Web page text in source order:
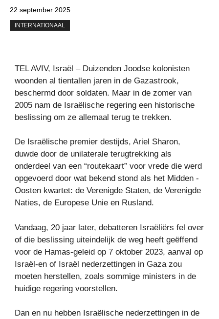
22 september 2025
INTERNATIONAAL
TEL AVIV, Israël – Duizenden Joodse kolonisten
woonden al tientallen jaren in de Gazastrook,
beschermd door soldaten. Maar in de zomer van
2005 nam de Israëlische regering een historische
beslissing om ze allemaal terug te trekken.
De Israëlische premier destijds, Ariel Sharon,
duwde door de unilaterale terugtrekking als
onderdeel van een “routekaart” voor vrede die werd
opgevoerd door wat bekend stond als het Midden -
Oosten kwartet: de Verenigde Staten, de Verenigde
Naties, de Europese Unie en Rusland.
Vandaag, 20 jaar later, debatteren Israëliërs fel over
of die beslissing uiteindelijk de weg heeft geëffend
voor de Hamas-geleid op 7 oktober 2023, aanval op
Israël-en of Israël nederzettingen in Gaza zou
moeten herstellen, zoals sommige ministers in de
huidige regering voorstellen.
Dan en nu hebben Israëlische nederzettingen in de